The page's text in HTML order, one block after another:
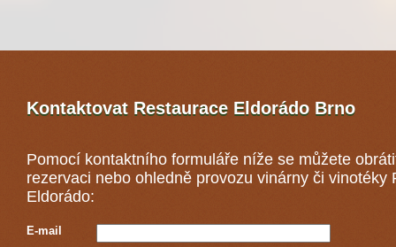
Kontaktovat Restaurace Eldorádo Brno
Pomocí kontaktního formuláře níže se můžete
rezervaci nebo ohledně provozu vinárny či vinotéky
Eldorádo:
E-mail